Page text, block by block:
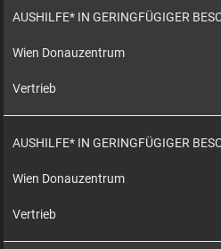
AUSHILFE* IN GERINGFÜGIGER
Wien Donauzentrum
Vertrieb
AUSHILFE* IN GERINGFÜGIGER
Wien Donauzentrum
Vertrieb